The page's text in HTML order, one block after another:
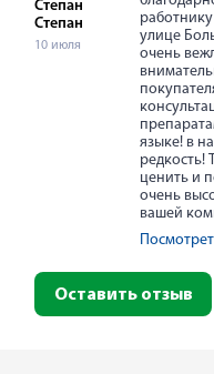
Степан
Степан
10 июля
улице
очень
языке! в
редкость!
ценить и
очень
вашей
Оставить отзыв